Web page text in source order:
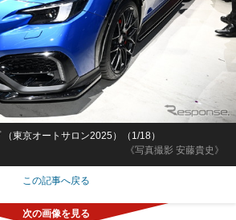
《写真撮影 安藤貴史》
東京オートサロン2025）（1/18）
この記事へ戻る